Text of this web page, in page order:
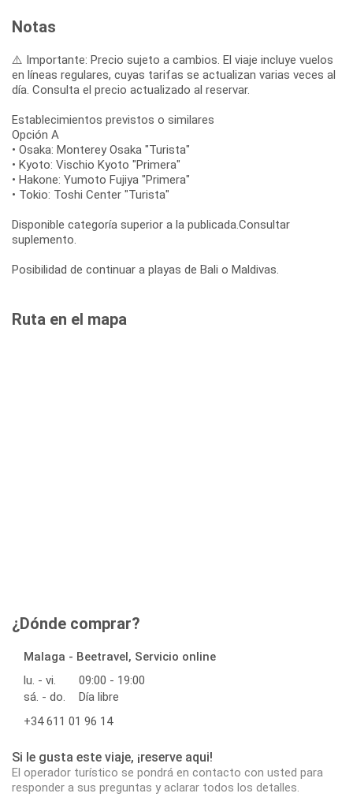
Notas
⚠️ Importante: Precio sujeto a cambios. El viaje incluye vuelos
en líneas regulares, cuyas tarifas se actualizan varias veces al
día. Consulta el precio actualizado al reservar.
Establecimientos previstos o similares
Opción A
• Osaka: Monterey Osaka "Turista"
• Kyoto: Vischio Kyoto "Primera"
• Hakone: Yumoto Fujiya "Primera"
• Tokio: Toshi Center "Turista"
Disponible categoría superior a la publicada.Consultar
suplemento.
Posibilidad de continuar a playas de Bali o Maldivas.
Ruta en el mapa
¿Dónde comprar?
Malaga - Beetravel, Servicio online
lu. - vi.
09:00 - 19:00
sá. - do.
Día libre
+34 611 01 96 14
Si le gusta este viaje, ¡reserve aqui!
El operador turístico se pondrá en contacto con usted para
responder a sus preguntas y aclarar todos los detalles.